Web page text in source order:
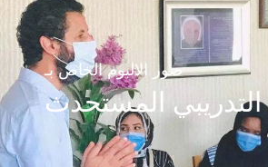
صور الالبوم الخاص بـ
التدريبي المستحدث